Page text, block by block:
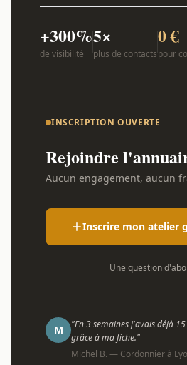
+300%
de visibilité
5×
plus de contacts
0 €
pour
INSCRIPTION OUVERTE
Rejoindre
Aucun engagement, aucun
Inscrire mon atelier
Une question
M
"En 3 semaines j'avais déjà
grâce à ma fiche."
Michel B. — Cordonnier à